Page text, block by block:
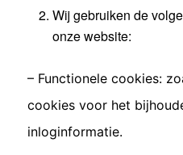
Wij gebruiken de
onze website:
– Functionele cookies:
cookies voor het
inloginformatie.